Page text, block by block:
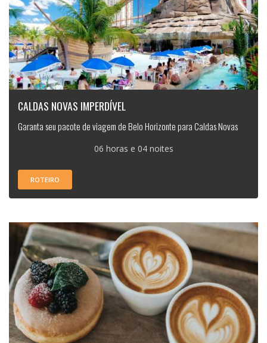
CALDAS NOVAS IMPERDÍVEL
Garanta seu pacote de viagem de Belo Horizonte para Caldas Novas
06 horas e 04 noites
ROTEIRO